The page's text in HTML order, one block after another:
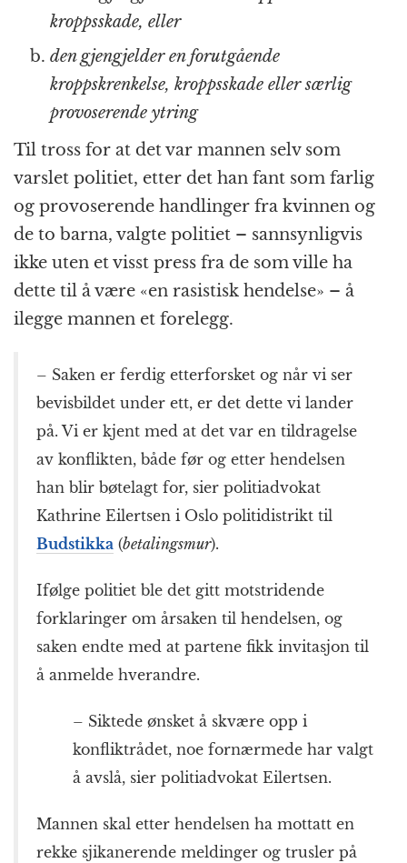
kroppsskade, eller
den gjengjelder en forutgående
kroppskrenkelse, kroppsskade eller særlig
provoserende ytring
Til tross for at det var mannen selv som
varslet politiet, etter det han fant som farlig
og provoserende handlinger fra kvinnen og
de to barna, valgte politiet – sannsynligvis
ikke uten et visst press fra de som ville ha
dette til å være «en rasistisk hendelse» – å
ilegge mannen et forelegg.
– Saken er ferdig etterforsket og når vi ser
bevisbildet under ett, er det dette vi lander
på. Vi er kjent med at det var en tildragelse
av konflikten, både før og etter hendelsen
han blir bøtelagt for, sier politiadvokat
Kathrine Eilertsen i Oslo politidistrikt til
Budstikka (betalingsmur).
Ifølge politiet ble det gitt motstridende
forklaringer om årsaken til hendelsen, og
saken endte med at partene fikk invitasjon til
å anmelde hverandre.
– Siktede ønsket å skvære opp i
konfliktrådet, noe fornærmede har valgt
å avslå, sier politiadvokat Eilertsen.
Mannen skal etter hendelsen ha mottatt en
rekke sjikanerende meldinger og trusler på